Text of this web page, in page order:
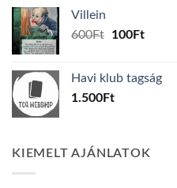
Villein
600Ft
Original
600Ft.
100Ft
100Ft.
Havi klub tagság
1.500Ft
KIEMELT AJÁNLATOK